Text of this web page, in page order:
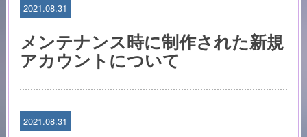
2021.08.31
メンテナンス時に制作された新規
アカウントについて
2021.08.31